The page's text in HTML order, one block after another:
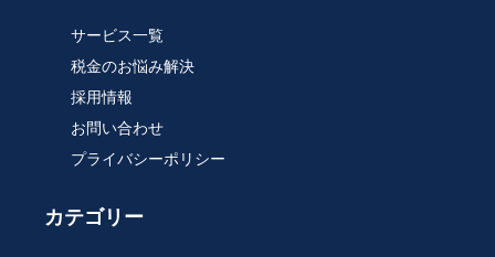
サービス一覧
税金のお悩み解決
採用情報
お問い合わせ
プライバシーポリシー
カテゴリー